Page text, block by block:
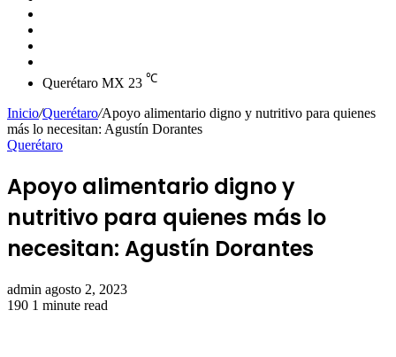
Querétaro MX 23 ℃
Inicio/Querétaro/Apoyo alimentario digno y nutritivo para quienes
más lo necesitan: Agustín Dorantes
Querétaro
Apoyo alimentario digno y
nutritivo para quienes más lo
necesitan: Agustín Dorantes
admin Send
an
agosto 2, 2023
190 1 minute read